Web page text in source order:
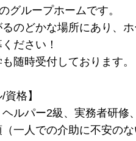
グループホームです。
るのどかな場所にあり、
ださい！
随時受付しております。
資格】
ヘルパー2級、実務者研
（一人での介助に不安の